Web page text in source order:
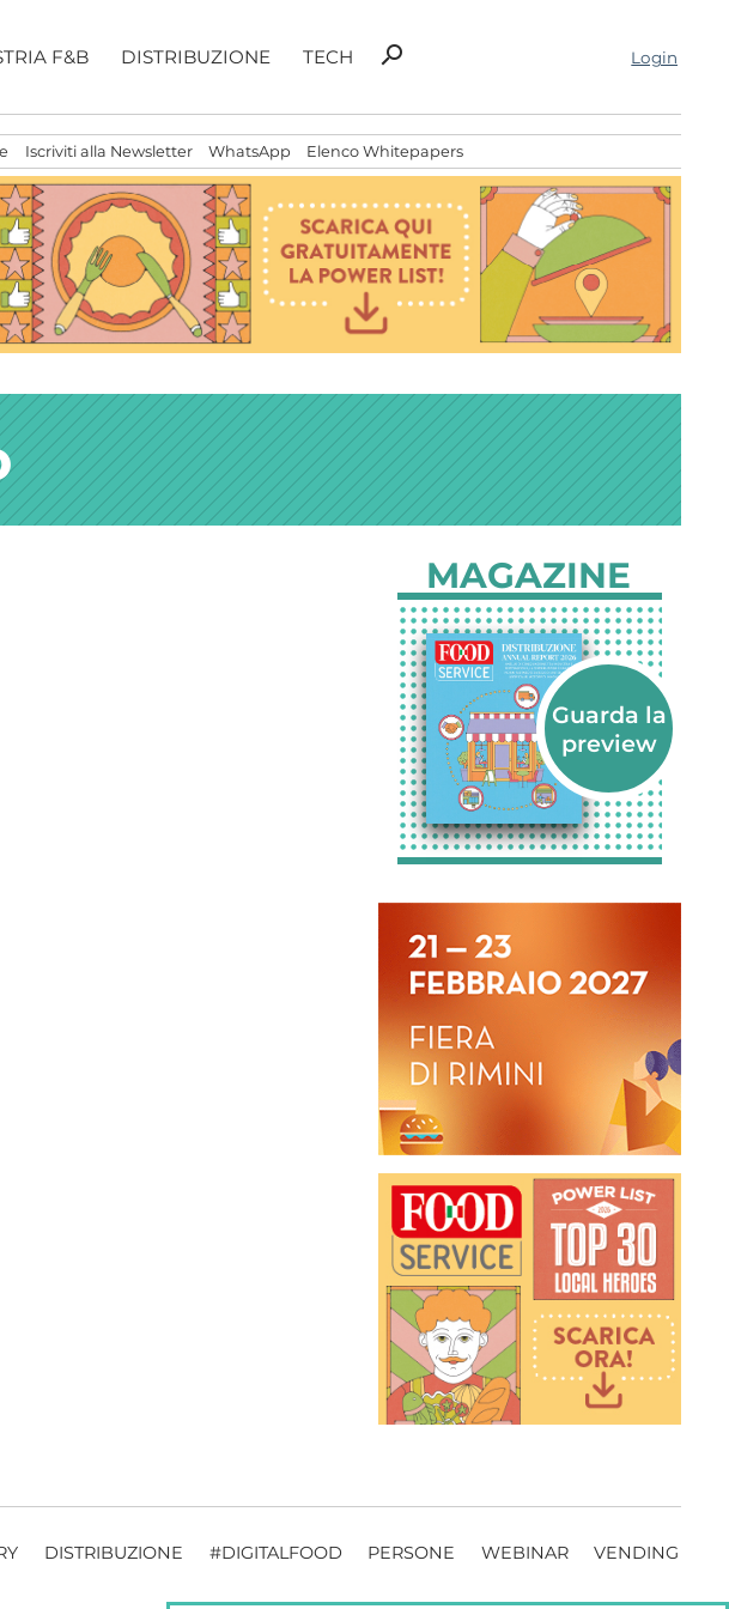
F&B DISTRIBUZIONE TECH
Ricerca
search Login
Iscriviti alla Newsletter WhatsApp Elenco Whitepapers
MAGAZINE
DISTRIBUZIONE #DIGITALFOOD PERSONE WEBINAR VENDING